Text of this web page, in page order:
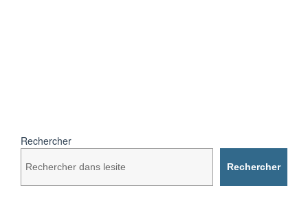
Rechercher
Rechercher